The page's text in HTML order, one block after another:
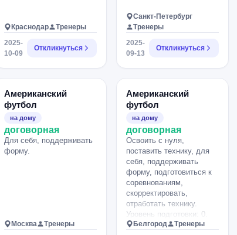
Краснодар
Тренеры
2025-
10-09
Откликнуться
Санкт-Петербург
Тренеры
2025-
09-13
Откликнуться
Американский
футбол
на дому
договорная
Для себя, поддерживать
форму.
Москва
Тренеры
Американский
футбол
на дому
договорная
Освоить с нуля,
поставить технику, для
себя, поддерживать
форму, подготовиться к
соревнованиям,
скорректировать,
отработать технику.
Уровень подготовки: 0.
Белгород
Тренеры